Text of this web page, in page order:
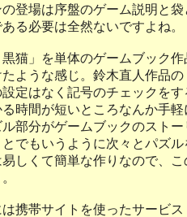
登場は序盤のゲーム説明と
る必要は全然ないですよね。
猫」を単体のゲームブック
ような感じ。鈴木直人作品
定はなく記号のチェックを
時間が短いところなんか手
部分がゲームブックのスト
でもいうように次々とパズ
しくて簡単な作りなので、
携帯サイトを使ったサービ